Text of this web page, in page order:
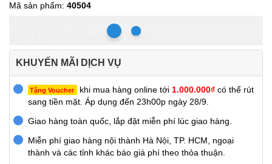
Mã sản phẩm: 40504
6.044.000₫ -11%
KHUYẾN MÃI DỊCH VỤ
Tặng Voucher khi mua hàng online tới 1.000.000₫ có thể rút
sang tiền mặt. Áp dụng đến 23h00p ngày 28/9.
Giao hàng toàn quốc, lắp đặt miễn phí lúc giao hàng.
Miễn phí giao hàng nội thành Hà Nội, TP. HCM, ngoại
thành và các tỉnh khác báo giá phí theo thỏa thuận.